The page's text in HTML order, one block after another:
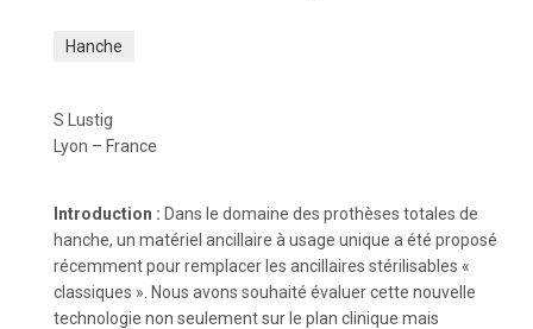
Hanche
S Lustig
Lyon – France
Introduction : Dans le domaine des prothèses totales de
hanche, un matériel ancillaire à usage unique a été proposé
récemment pour remplacer les ancillaires stérilisables «
classiques ». Nous avons souhaité évaluer cette nouvelle
technologie non seulement sur le plan clinique mais